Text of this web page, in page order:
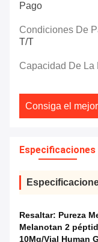
Pago
Condiciones De
T/T
Capacidad De La
Consiga el
Especificaciones
Resaltar: Pureza
Melanotan 2
10Mg/Vial Human